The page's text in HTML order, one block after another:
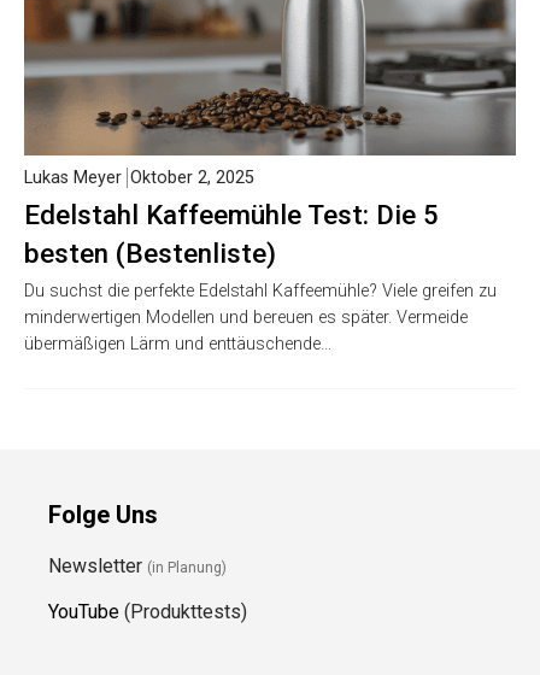
Edelstahl Kaffeemühle Test: Die 5
besten (Bestenliste)
Lukas Meyer Oktober 2, 2025
Du suchst die perfekte Edelstahl Kaffeemühle? Viele greifen zu
minderwertigen Modellen und bereuen es später. Vermeide
übermäßigen Lärm und enttäuschende…
Folge Uns
Newsletter (in Planung)
YouTube (Produkttests)